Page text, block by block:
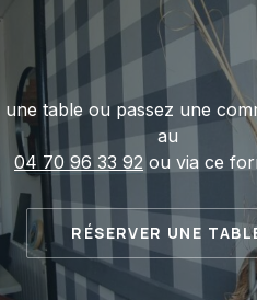
une table ou passez une
au
04 70 96 33 92 ou via ce
RÉSERVER UNE